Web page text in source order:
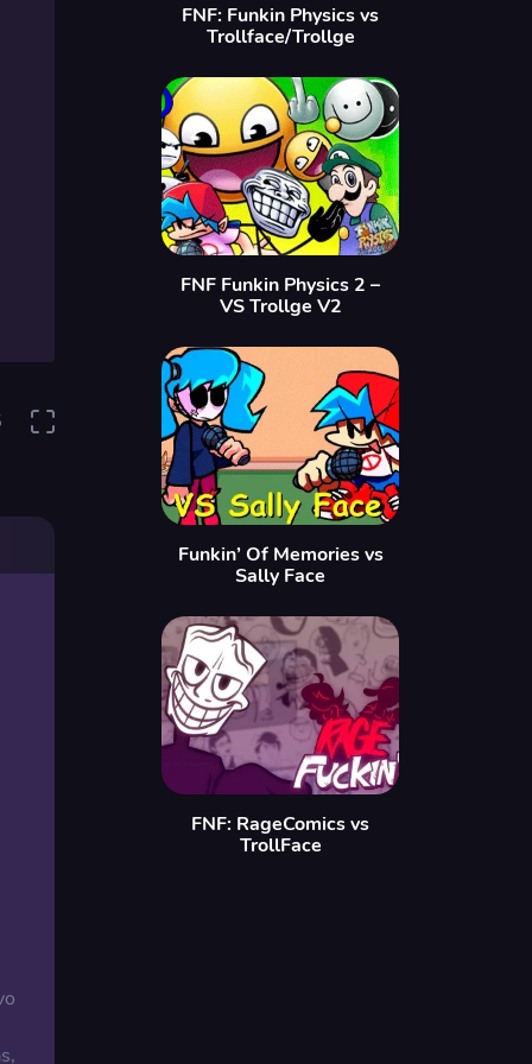
FNF: Funkin Physics vs
Trollface/Trollge
FNF Funkin Physics 2 –
VS Trollge V2
Funkin’ Of Memories vs
Sally Face
FNF: RageComics vs
TrollFace